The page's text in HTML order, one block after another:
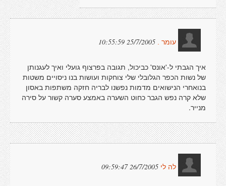
עומר . 25/7/2005 10:55:59
איך הגבתי ל-'אונס' כביכול, תגובה בפרצוף גועלי ואיך לעגנותן
של נשות הכפר הגלובלי שלי צוחקות ועושות בנו ניסויים משטות
בנואחרי הנישואים מדמות נפשנו לבריה חזקה משתפות באסון
שלא קרה נפש הגבר כחוט השערה באמצע סערה קשור על סירה
מנייר.
לה לי 26/7/2005 09:59:47